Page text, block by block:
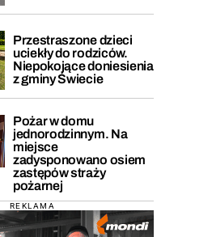
Przestraszone dzieci
uciekły do rodziców.
Niepokojące doniesienia
z gminy Świecie
Pożar w domu
jednorodzinnym. Na
miejsce
zadysponowano osiem
zastępów straży
pożarnej
REKLAMA